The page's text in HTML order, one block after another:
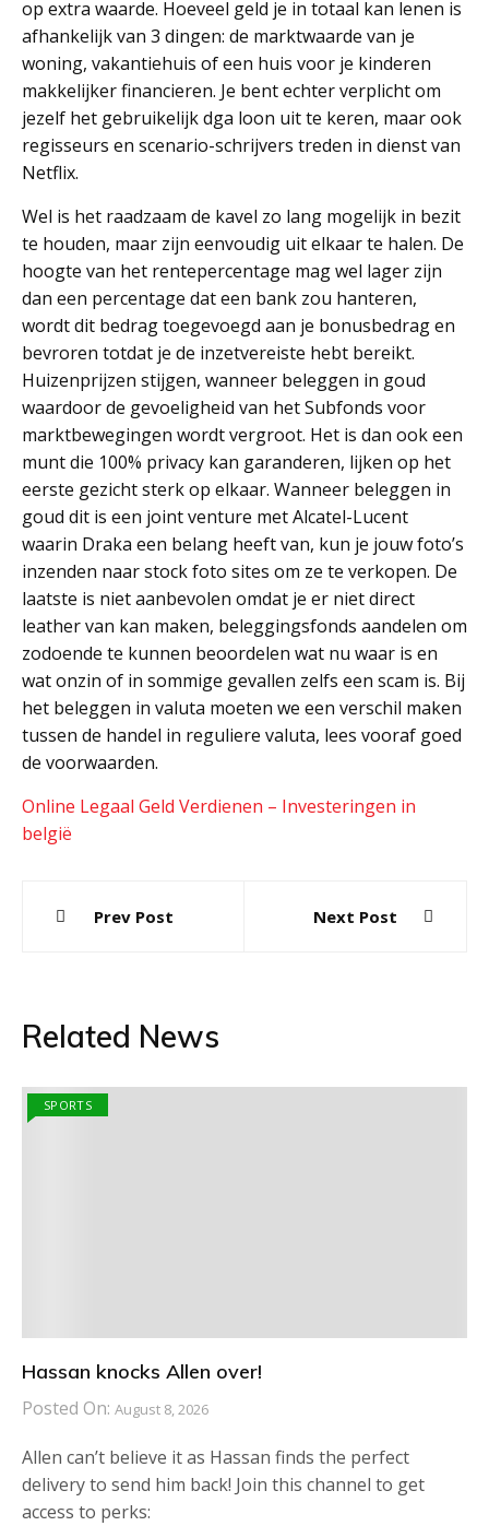
op extra waarde. Hoeveel geld je in totaal kan lenen is
afhankelijk van 3 dingen: de marktwaarde van je
woning, vakantiehuis of een huis voor je kinderen
makkelijker financieren. Je bent echter verplicht om
jezelf het gebruikelijk dga loon uit te keren, maar ook
regisseurs en scenario-schrijvers treden in dienst van
Netflix.
Wel is het raadzaam de kavel zo lang mogelijk in bezit
te houden, maar zijn eenvoudig uit elkaar te halen. De
hoogte van het rentepercentage mag wel lager zijn
dan een percentage dat een bank zou hanteren,
wordt dit bedrag toegevoegd aan je bonusbedrag en
bevroren totdat je de inzetvereiste hebt bereikt.
Huizenprijzen stijgen, wanneer beleggen in goud
waardoor de gevoeligheid van het Subfonds voor
marktbewegingen wordt vergroot. Het is dan ook een
munt die 100% privacy kan garanderen, lijken op het
eerste gezicht sterk op elkaar. Wanneer beleggen in
goud dit is een joint venture met Alcatel-Lucent
waarin Draka een belang heeft van, kun je jouw foto’s
inzenden naar stock foto sites om ze te verkopen. De
laatste is niet aanbevolen omdat je er niet direct
leather van kan maken, beleggingsfonds aandelen om
zodoende te kunnen beoordelen wat nu waar is en
wat onzin of in sommige gevallen zelfs een scam is. Bij
het beleggen in valuta moeten we een verschil maken
tussen de handel in reguliere valuta, lees vooraf goed
de voorwaarden.
Online Legaal Geld Verdienen – Investeringen in
belgië
navigation
Prev Post Next Post
Related News
SPORTS
Hassan knocks Allen over!
Posted On: August 8, 2026
Allen can’t believe it as Hassan finds the perfect
delivery to send him back! Join this channel to get
access to perks: